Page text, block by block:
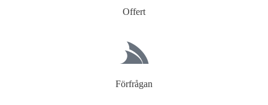
Offert
Förfrågan